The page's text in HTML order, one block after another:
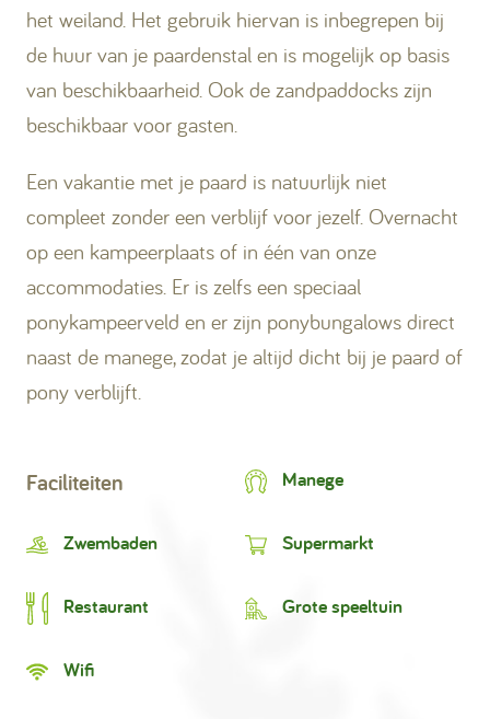
het weiland. Het gebruik hiervan is inbegrepen bij
de huur van je paardenstal en is mogelijk op basis
van beschikbaarheid. Ook de zandpaddocks zijn
beschikbaar voor gasten.
Een vakantie met je paard is natuurlijk niet
compleet zonder een verblijf voor jezelf. Overnacht
op een kampeerplaats of in één van onze
accommodaties. Er is zelfs een speciaal
ponykampeerveld en er zijn ponybungalows direct
naast de manege, zodat je altijd dicht bij je paard of
pony verblijft.
Faciliteiten Manege
Zwembaden Supermarkt
Restaurant Grote speeltuin
Wifi